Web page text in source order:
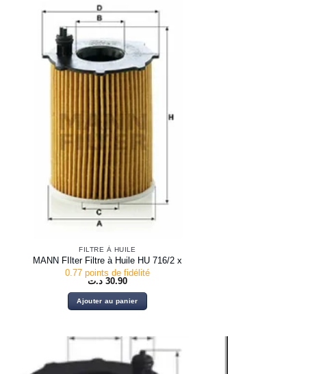
FILTRE À HUILE
MANN FIlter Filtre à Huile HU 716/2 x
0.77 points de fidélité
30.90 د.ت
Ajouter au panier